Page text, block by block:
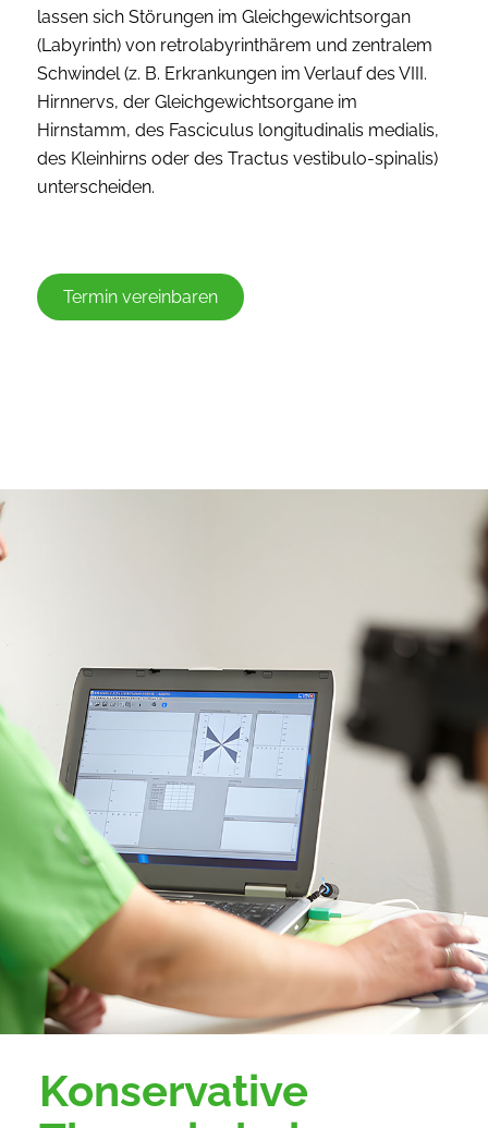
lassen sich Störungen im Gleichgewichtsorgan
(Labyrinth) von retrolabyrinthärem und zentralem
Schwindel (z. B. Erkrankungen im Verlauf des VIII.
Hirnnervs, der Gleichgewichtsorgane im
Hirnstamm, des Fasciculus longitudinalis medialis,
des Kleinhirns oder des Tractus vestibulo-spinalis)
unterscheiden.
Termin vereinbaren
Konservative